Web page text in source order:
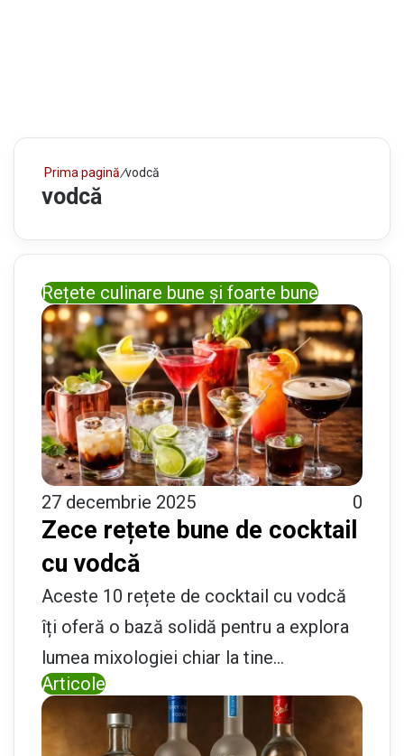
Prima pagină/vodcă
vodcă
Rețete culinare bune și foarte bune
27 decembrie 2025 0
Zece rețete bune de cocktail
cu vodcă
Aceste 10 rețete de cocktail cu vodcă
îți oferă o bază solidă pentru a explora
lumea mixologiei chiar la tine…
Articole